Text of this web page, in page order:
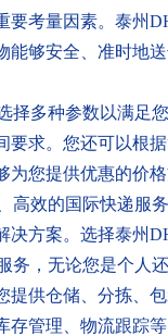
考量因素。泰州
能够安全、准时地
择多种参数以满足
要求。您还可以根
为您提供优惠的价
高效的国际快递服
决方案。选择泰州
务，无论您是个人
提供仓储、分拣、
存管理、物流跟踪